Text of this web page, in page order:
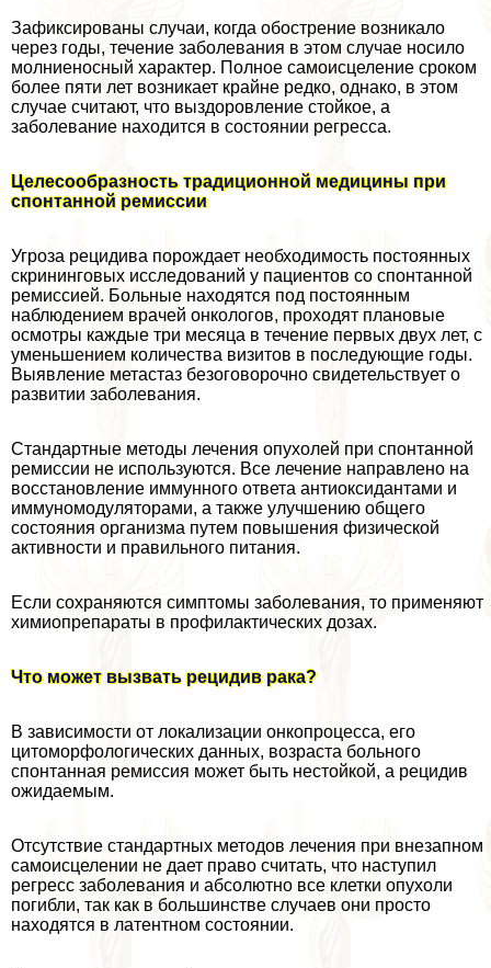
Зафиксированы случаи, когда обострение возникало
через годы, течение заболевания в этом случае носило
молниеносный хаpaктер. Полное самоисцеление сроком
более пяти лет возникает крайне редко, однако, в этом
случае считают, что выздоровление стойкое, а
заболевание находится в состоянии регресса.
Целесообразность традиционной медицины при
спонтанной ремиссии
Угроза рецидива порождает необходимость постоянных
скрининговых исследований у пациентов со спонтанной
ремиссией. Больные находятся под постоянным
наблюдением врачей oнкoлoгов, проходят плановые
осмотры каждые три месяца в течение первых двух лет, с
уменьшением количества визитов в последующие годы.
Выявление метастаз безоговорочно свидетельствует о
развитии заболевания.
Стандартные методы лечения опухолей при спонтанной
ремиссии не используются. Все лечение направлено на
восстановление иммунного ответа антиоксидантами и
иммуномодуляторами, а также улучшению общего
состояния организма путем повышения физической
активности и правильного питания.
Если сохраняются симптомы заболевания, то применяют
химиопрепараты в профилактических дозах.
Что может вызвать рецидив paка?
В зависимости от локализации онкопроцесса, его
цитоморфологических данных, возраста больного
спонтанная ремиссия может быть нестойкой, а рецидив
ожидаемым.
Отсутствие стандартных методов лечения при внезапном
самоисцелении не дает право считать, что наступил
регресс заболевания и абсолютно все клетки опухоли
погибли, так как в большинстве случаев они просто
находятся в латентном состоянии.